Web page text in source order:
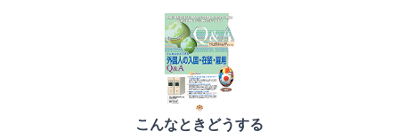
こんなときどうする